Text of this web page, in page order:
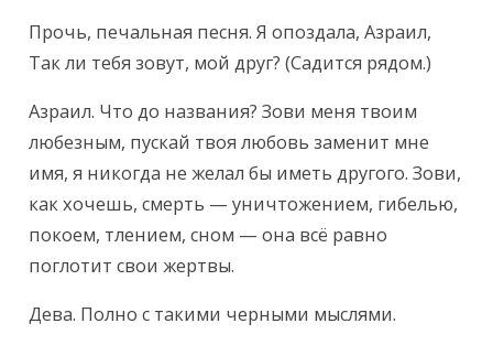
Прочь, печальная песня. Я опоздала, Азраил,
Так ли тебя зовут, мой друг? (Садится рядом.)
Азраил. Что до названия? Зови меня твоим
любезным, пускай твоя любовь заменит мне
имя, я никогда не желал бы иметь другого. Зови,
как хочешь, смерть — уничтожением, гибелью,
покоем, тлением, сном — она всё равно
поглотит свои жертвы.
Дева. Полно с такими черными мыслями.